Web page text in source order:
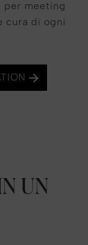
per meeting
cura di ogni
UN